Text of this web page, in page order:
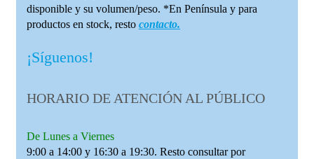
disponible y su volumen/peso. *En Península y para
productos en stock, resto contacto.
¡Síguenos!
HORARIO DE ATENCIÓN AL PÚBLICO
De Lunes a Viernes
9:00 a 14:00 y 16:30 a 19:30. Resto consultar por